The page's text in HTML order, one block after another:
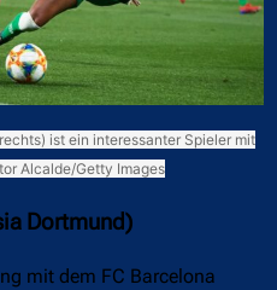
ist ein interessanter Spieler mit
Alcalde/Getty Images
Dortmund)
mit dem FC Barcelona